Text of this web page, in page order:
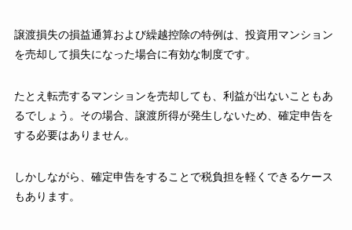
譲渡損失の損益通算および繰越控除の特例は、投資用マンション
を売却して損失になった場合に有効な制度です。
たとえ転売するマンションを売却しても、利益が出ないこともあ
るでしょう。その場合、譲渡所得が発生しないため、確定申告を
する必要はありません。
しかしながら、確定申告をすることで税負担を軽くできるケース
もあります。